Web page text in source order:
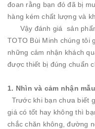
đoan rằng bạn đó đã bị
hàng kém chất lượng và
Vậy đánh giá sản
TOTO Bùi Minh chúng tôi
những cảm nhận khách
được thiết bị đúng chuẩn
1. Nhìn và cảm nhận
Trước khi bạn chưa biết
giá có tốt hay không thì
chắc chăn không, đường